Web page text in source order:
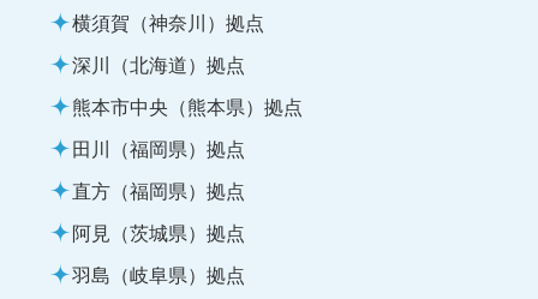
横須賀（神奈川）拠点
深川（北海道）拠点
熊本市中央（熊本県）拠点
田川（福岡県）拠点
直方（福岡県）拠点
阿見（茨城県）拠点
羽島（岐阜県）拠点